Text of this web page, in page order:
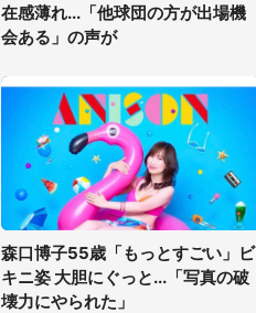
在感薄れ...「他球団の方が出場機
会ある」の声が
森口博子55歳「もっとすごい」ビ
キニ姿 大胆にぐっと...「写真の破
壊力にやられた」